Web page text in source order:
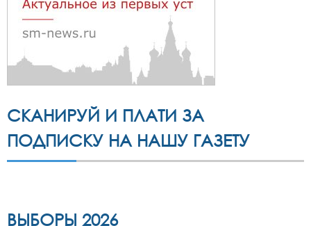
СКАНИРУЙ И ПЛАТИ ЗА
ПОДПИСКУ НА НАШУ ГАЗЕТУ
ВЫБОРЫ 2026